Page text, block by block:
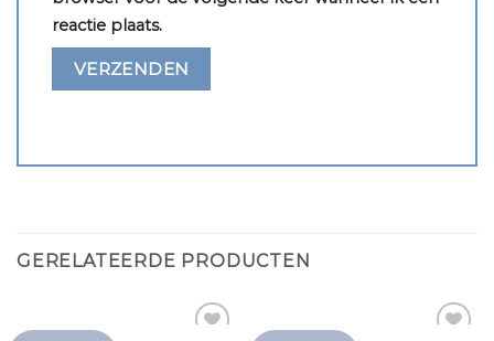
reactie plaats.
GERELATEERDE PRODUCTEN